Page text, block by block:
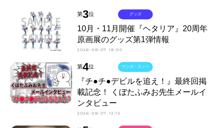
第3位
10月・11月開催『ヘタリア』20周年
原画展のグッズ第1弾情報
2026-08-07 18:00
グッズ
第4位
『チ●チ●デビルを追え！』最終回掲
載記念！ くぼたふみお先生メールイ
ンタビュー
2026-08-07 12:15
マンガ・ラノベ